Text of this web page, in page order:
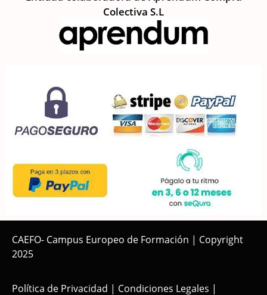
Colectiva S.L
CAEFO- Campus Europeo de Formación | Copyright
2025
Política de Privacidad | Condiciones Legales |